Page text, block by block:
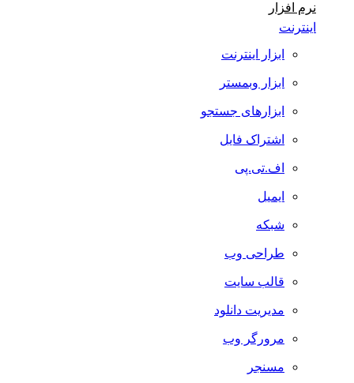
نرم افزار
اینترنت
ابزار اینترنت
ابزار وبمستر
ابزارهای جستجو
اشتراک فایل
اف.تی.پی
ایمیل
شبکه
طراحی وب
قالب سایت
مدیریت دانلود
مرورگر وب
مسنجر